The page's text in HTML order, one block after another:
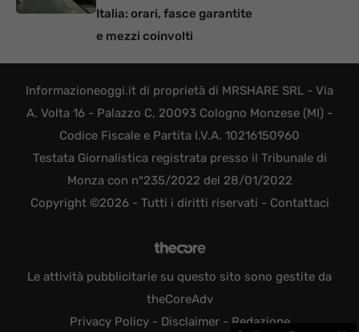
Italia: orari, fasce garantite
e mezzi coinvolti
Informazioneoggi.it di proprietà di MRSHARE SRL - Via
A. Volta 16 - Palazzo C, 20093 Cologno Monzese (MI) -
Codice Fiscale e Partita I.V.A. 10216150960
Testata Giornalistica registrata presso il Tribunale di
Monza con n°235/2022 del 28/01/2022
Copyright ©2026 - Tutti i diritti riservati - Contattaci
Le attività pubblicitarie su questo sito sono gestite da
theCoreAdv
Privacy Policy- Disclaimer- Redazione